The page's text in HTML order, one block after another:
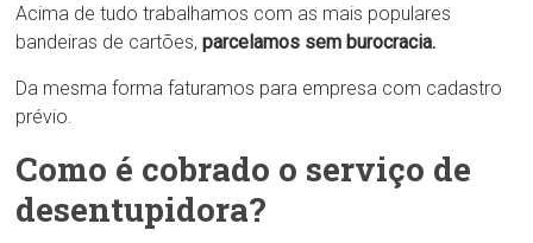
Acima de tudo trabalhamos com as mais populares
bandeiras de cartões,parcelamos sem burocracia.
Da mesma forma faturamos para empresa com cadastro
prévio.
Como é cobrado o serviço de
desentupidora?